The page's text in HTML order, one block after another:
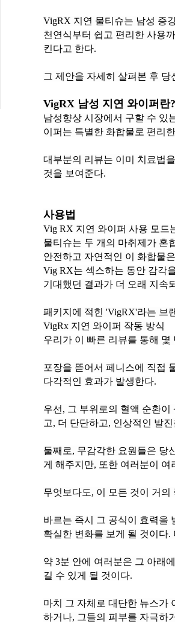
킨다고 한다.
그 제안을 자세히 살펴본 후
VigRX 남성 지연 와이퍼란?
이퍼는 특별한 화합물로 편리
것을 보여준다.
사용법
Vig RX 지연 와이퍼 사용 모드
물티슈는 두 개의 마취제가 혼
안전하고 자연적인 이 화합물
Vig RX는 섹스하는 동안 감각
기대했던 결과가 더 오래 지속
패키지에 적힌 'VigRX'라는 브
VigRx 지연 와이퍼 작동 방식
우리가 이 빠른 리뷰를 통해
다각적인 효과가 발생한다.
고, 더 단단하고, 인상적인 발
게 해주지만, 또한 여러분이
무엇보다도, 이 모든 것이 거
확실한 변화를 보게 될 것이다
길 수 있게 될 것이다.
하거나, 그들의 피부를 자극하